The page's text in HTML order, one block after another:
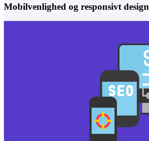
Mobilvenlighed og responsivt design